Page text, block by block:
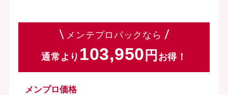
メンテプロパックなら
通常より 103,950 お得！
メンプロ価格